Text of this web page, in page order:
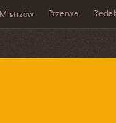
Mistrzów Przerwa